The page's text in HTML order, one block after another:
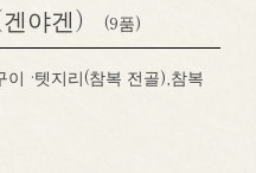
야겐） (9품)
이 ·텟지리(참복 전골),참복